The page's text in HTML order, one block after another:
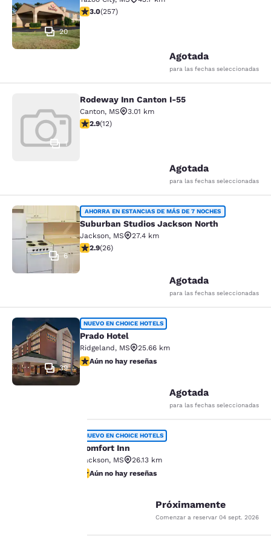
20
Calificación de 3.04 estrellas. Razonable. 257 reseñas
3.0(257)
Agotada
para las fechas seleccionadas
Rodeway Inn Canton I-55
1
Rodeway Inn Canton I-55
Canton, MS
3.01 km
Calificación de 2.92 estrellas. Razonable. 12 reseñas
2.9(12)
Agotada
para las fechas seleccionadas
Suburban Studios Jackson North
6
AHORRA EN ESTANCIAS DE MÁS DE 7 NOCHES
Suburban Studios Jackson North
Jackson, MS
27.4 km
Calificación de 2.85 estrellas. Razonable. 26 reseñas
2.9(26)
Agotada
para las fechas seleccionadas
Prado Hotel
39
NUEVO EN CHOICE HOTELS
Prado Hotel
Ridgeland, MS
25.66 km
Aún no hay reseñas
Aún no hay reseñas
Agotada
para las fechas seleccionadas
Comfort InnNUEVO EN CHOICE HOTELS
Comfort Inn
Jackson, MS
26.13 km
Aún no hay reseñas
Aún no hay reseñas
Próximamente
Comenzar a reservar 04 sept. 2026